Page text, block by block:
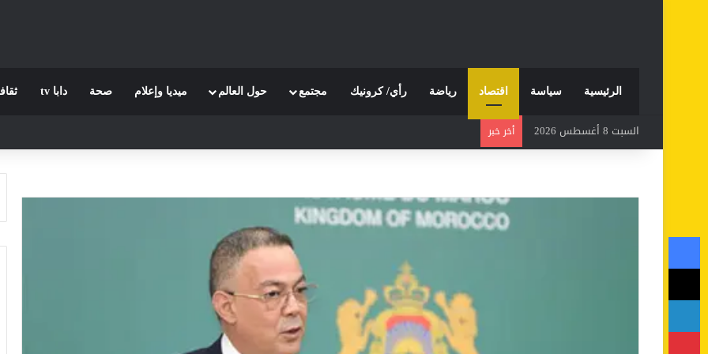
الرئيسية سياسة اقتصاد رياضة رأي/ كرونيك مجتمع حول العالم ميديا وإعلام صحة دابا tv
السبت 8 أغسطس 2026 أخر خبر